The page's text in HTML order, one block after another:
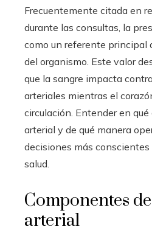
Frecuentemente citada en
durante las consultas, la
como un referente principal
del organismo. Este valor
que la sangre impacta
arteriales mientras el
circulación. Entender en
arterial y de qué manera
decisiones más
salud.
Componentes
arterial